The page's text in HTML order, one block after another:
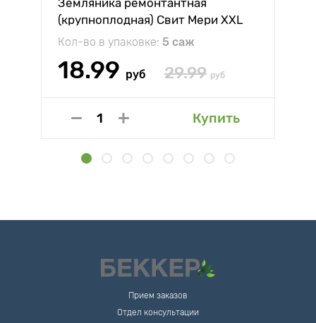
Земляника ремонтантная
(крупноплодная) Свит Мери XXL
Кол-во в упаковке: 5 саж
18.99 руб 29.99 руб
Купить
Прием заказов
Отдел консультации